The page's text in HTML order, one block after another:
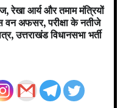
रेखा आर्य और तमाम मंत्रियों
अफसर, परीक्षा के नतीजे
उत्तराखंड विधानसभा भर्ती